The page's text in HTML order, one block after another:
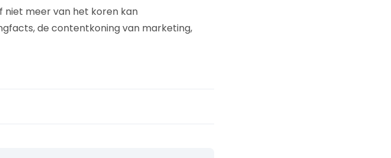
niet meer van het koren kan
de contentkoning van marketing,